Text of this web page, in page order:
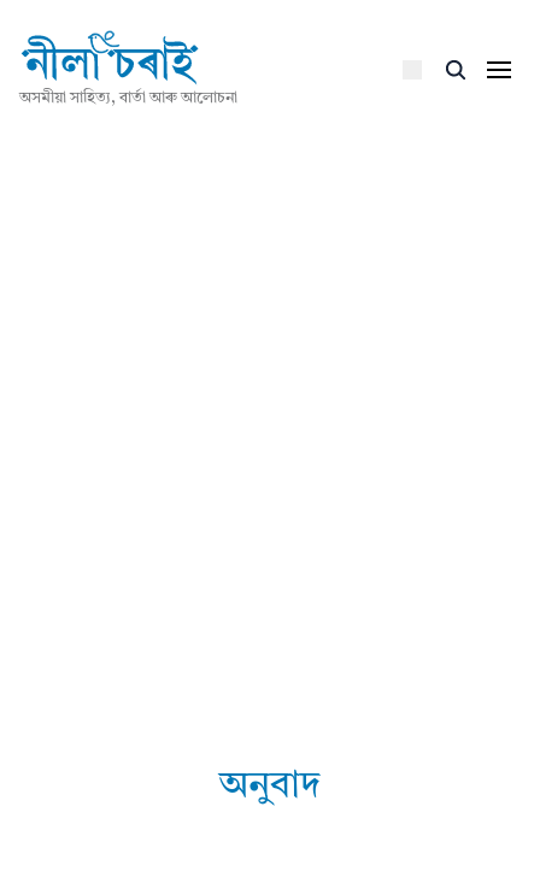
অসমীয়া সাহিত্য, বাৰ্তা আৰু আলোচনা
অনুবাদ